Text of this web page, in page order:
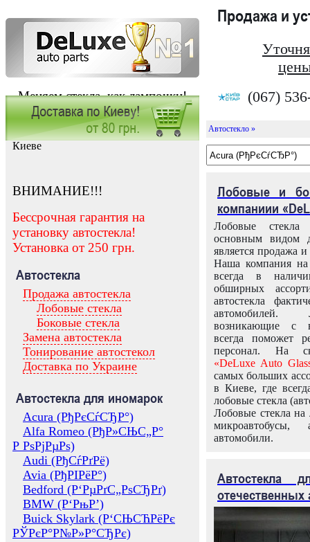
Меняем стекла, как лампочки!
Продажа и
(067)
Заказать установку автостекла в
Киеве
ВНИМАНИЕ!!!
Бессрочная гарантия на
установку автостекла!
Установка от 250 грн.
Автостекла
Продажа автостекла
Лобовые стекла
Боковые стекла
Замена автостекла
Тонирование автостекол
Доставка по Украине
Автостекла для иномарок
Acura (РђРєСѓСЂР°)
Alfa Romeo (РђР»СЊС„Р°
Р РѕРјРµРѕ)
Audi (РђСѓРґРё)
Avia (РђРІРёР°)
Bedford (Р‘РµРґС„РѕСЂРґ)
BMW (Р‘РњР’)
Buick Skylark (Р‘СЊСЋРёРє
РЎРєР°Р№Р»Р°СЂРє)
Автостекло »
Лобовые и
компаниии
Лобовые
основным видом
является продажа и
Наша компания на
всегда в
обширных
автостекла
возникающие с
всегда поможет
персонал. На
«DeLuxe Auto
самых больших
в Киеве, где
лобовые стекла
Лобовые стекла на
микроавтобусы,
автомобили.
Автостекла
отечественных